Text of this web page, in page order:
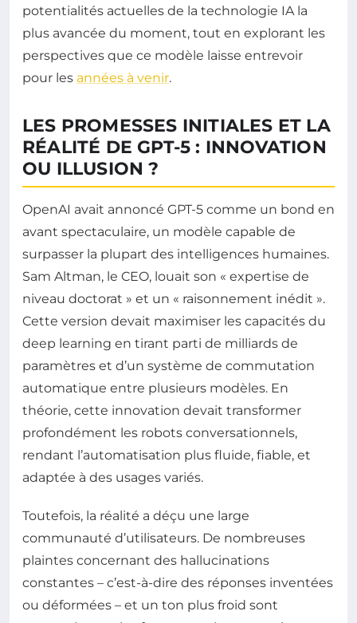
potentialités actuelles de la technologie IA la
plus avancée du moment, tout en explorant les
perspectives que ce modèle laisse entrevoir
pour les années à venir.
LES PROMESSES INITIALES ET LA
RÉALITÉ DE GPT-5 : INNOVATION
OU ILLUSION ?
OpenAI avait annoncé GPT-5 comme un bond en
avant spectaculaire, un modèle capable de
surpasser la plupart des intelligences humaines.
Sam Altman, le CEO, louait son « expertise de
niveau doctorat » et un « raisonnement inédit ».
Cette version devait maximiser les capacités du
deep learning en tirant parti de milliards de
paramètres et d’un système de commutation
automatique entre plusieurs modèles. En
théorie, cette innovation devait transformer
profondément les robots conversationnels,
rendant l’automatisation plus fluide, fiable, et
adaptée à des usages variés.
Toutefois, la réalité a déçu une large
communauté d’utilisateurs. De nombreuses
plaintes concernant des hallucinations
constantes – c’est-à-dire des réponses inventées
ou déformées – et un ton plus froid sont